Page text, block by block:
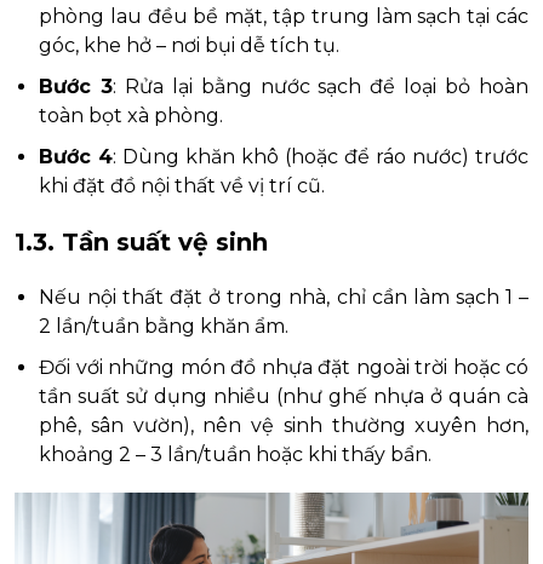
phòng lau đều bề mặt, tập trung làm sạch tại các
góc, khe hở – nơi bụi dễ tích tụ.
Bước 3: Rửa lại bằng nước sạch để loại bỏ hoàn
toàn bọt xà phòng.
Bước 4: Dùng khăn khô (hoặc để ráo nước) trước
khi đặt đồ nội thất về vị trí cũ.
1.3. Tần suất vệ sinh
Nếu nội thất đặt ở trong nhà, chỉ cần làm sạch 1 –
2 lần/tuần bằng khăn ẩm.
Đối với những món đồ nhựa đặt ngoài trời hoặc có
tần suất sử dụng nhiều (như ghế nhựa ở quán cà
phê, sân vườn), nên vệ sinh thường xuyên hơn,
khoảng 2 – 3 lần/tuần hoặc khi thấy bẩn.